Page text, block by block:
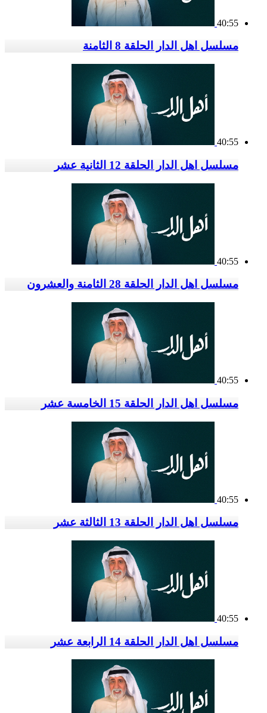
40:55
مسلسل اهل الدار الحلقة 8 الثامنة
40:55
مسلسل اهل الدار الحلقة 12 الثانية عشر
40:55
مسلسل اهل الدار الحلقة 28 الثامنة والعشرون
40:55
مسلسل اهل الدار الحلقة 15 الخامسة عشر
40:55
مسلسل اهل الدار الحلقة 13 الثالثة عشر
40:55
مسلسل اهل الدار الحلقة 14 الرابعة عشر